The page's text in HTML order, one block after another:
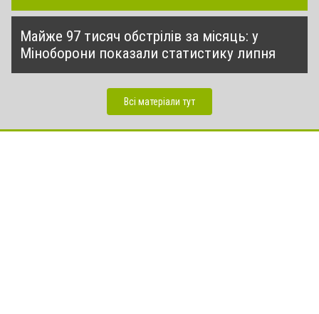
Майже 97 тисяч обстрілів за місяць: у
Міноборони показали статистику липня
Всі матеріали тут